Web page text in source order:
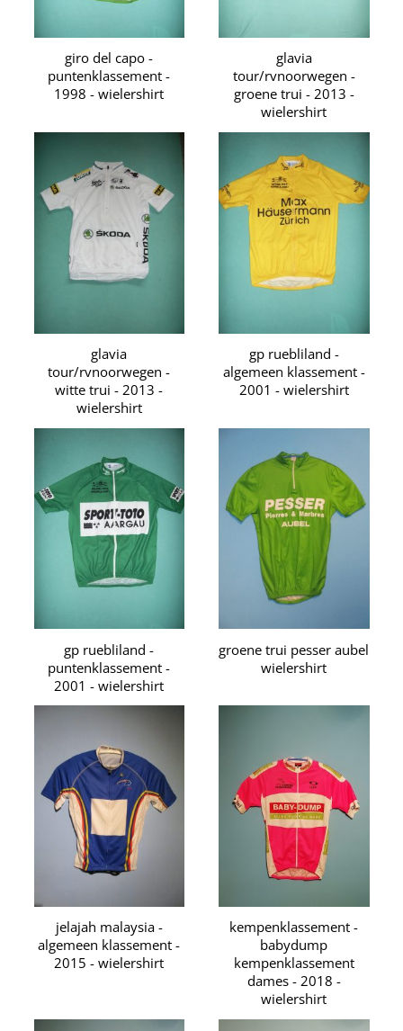
giro del capo -
puntenklassement -
1998 - wielershirt
glavia
tour/rvnoorwegen -
groene trui - 2013 -
wielershirt
glavia
tour/rvnoorwegen -
witte trui - 2013 -
wielershirt
gp ruebliland -
algemeen klassement -
2001 - wielershirt
gp ruebliland -
puntenklassement -
2001 - wielershirt
groene trui pesser aubel
wielershirt
jelajah malaysia -
algemeen klassement -
2015 - wielershirt
kempenklassement -
babydump
kempenklassement
dames - 2018 -
wielershirt